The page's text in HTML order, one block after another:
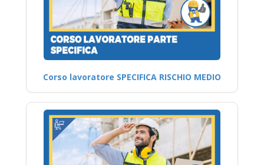
Corso lavoratore SPECIFICA RISCHIO MEDIO